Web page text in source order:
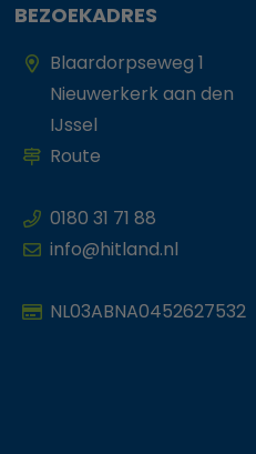
BEZOEKADRES
Blaardorpseweg 1
Nieuwerkerk aan den
IJssel
Route
0180 31 71 88
info@hitland.nl
NL03ABNA0452627532